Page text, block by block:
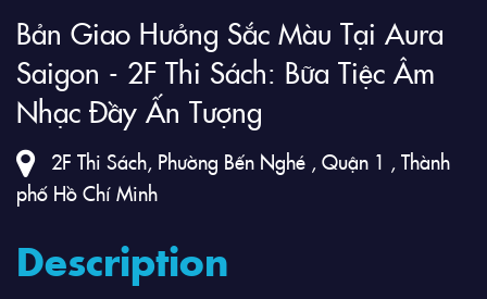
Bản Giao Hưởng Sắc Màu Tại Aura
Saigon - 2F Thi Sách: Bữa Tiệc Âm
Nhạc Đầy Ấn Tượng
2F Thi Sách, Phường Bến Nghé , Quận 1 , Thành
phố Hồ Chí Minh
Description